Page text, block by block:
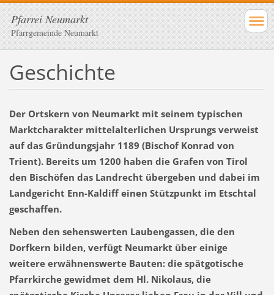
Pfarrei Neumarkt
Pfarrgemeinde Neumarkt
Geschichte
Der Ortskern von Neumarkt mit seinem typischen
Marktcharakter mittelalterlichen Ursprungs verweist
auf das Gründungsjahr 1189 (Bischof Konrad von
Trient). Bereits um 1200 haben die Grafen von Tirol
den Bischöfen das Landrecht übergeben und dabei im
Landgericht Enn-Kaldiff einen Stützpunkt im Etschtal
geschaffen.
Neben den sehenswerten Laubengassen, die den
Dorfkern bilden, verfügt Neumarkt über einige
weitere erwähnenswerte Bauten: die spätgotische
Pfarrkirche gewidmet dem Hl. Nikolaus, die